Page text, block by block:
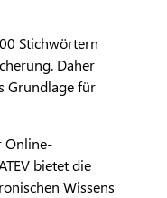
Stichwörtern
Daher
Grundlage für
Online-
bietet die
Wissens